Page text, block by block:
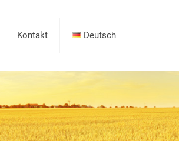
Kontakt Deutsch